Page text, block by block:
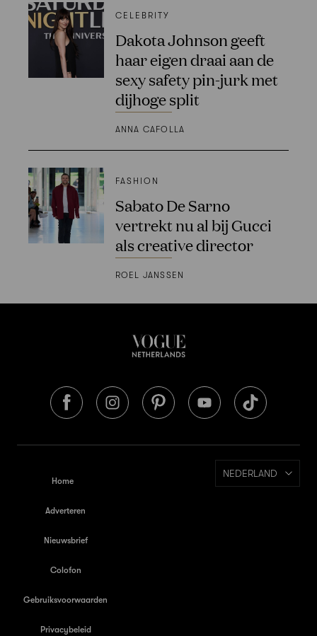
CELEBRITY
Dakota Johnson geeft
haar eigen draai aan de
sexy safety pin-jurk met
dijhoge split
ANNA CAFOLLA
FASHION
Sabato De Sarno
vertrekt nu al bij Gucci
als creative director
ROEL JANSSEN
Home
Adverteren
Nieuwsbrief
Colofon
Gebruiksvoorwaarden
Privacybeleid
NEDERLAND